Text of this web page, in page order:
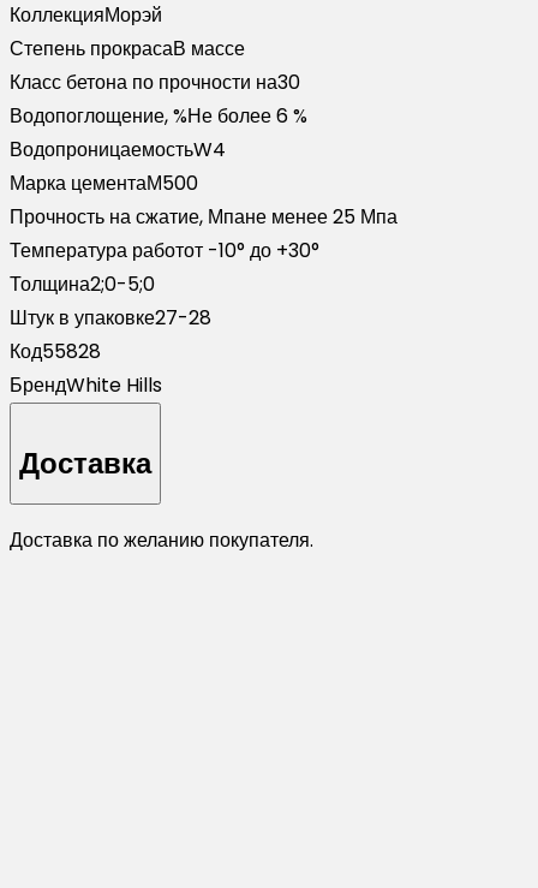
КоллекцияМорэй
Степень прокрасаВ массе
Класс бетона по прочности на30
Водопоглощение, %Не более 6 %
ВодопроницаемостьW4
Марка цементаМ500
Прочность на сжатие, Мпане менее 25 Мпа
Температура работот -10° до +30°
Толщина2;0-5;0
Штук в упаковке27-28
Код55828
БрендWhite Hills
Доставка
Доставка по желанию покупателя.